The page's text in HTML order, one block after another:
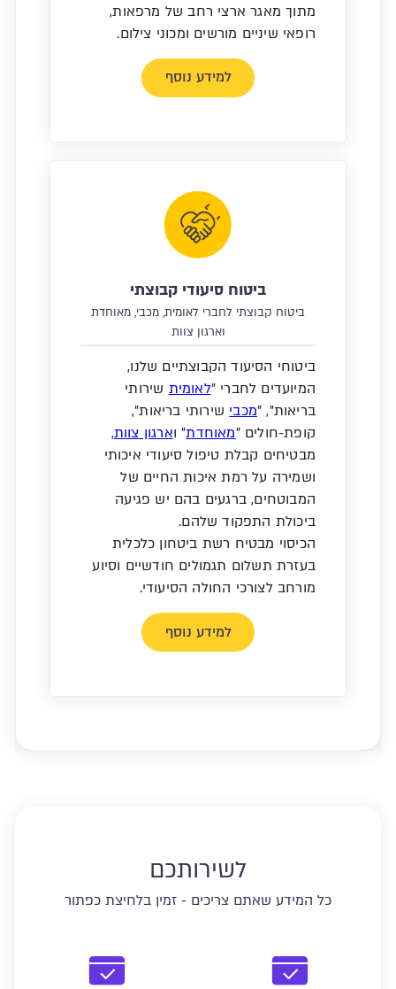
מתוך מאגר ארצי רחב של מרפאות,
רופאי שיניים מורשים ומכוני צילום.
למידע נוסף
ביטוח סיעודי קבוצתי
ביטוח קבוצתי לחברי לאומית, מכבי, מאוחדת
וארגון צוות
ביטוחי הסיעוד הקבוצתיים שלנו,
המיועדים לחברי "לאומית שירותי
בריאות", "מכבי שירותי בריאות",
קופת-חולים "מאוחדת" וארגון צוות,
מבטיחים קבלת טיפול סיעודי איכותי
ושמירה על רמת איכות החיים של
המבוטחים, ברגעים בהם יש פגיעה
ביכולת התפקוד שלהם.
הכיסוי מבטיח רשת ביטחון כלכלית
בעזרת תשלום תגמולים חודשיים וסיוע
מורחב לצורכי החולה הסיעודי.
למידע נוסף
לשירותכם
כל המידע שאתם צריכים - זמין בלחיצת כפתור